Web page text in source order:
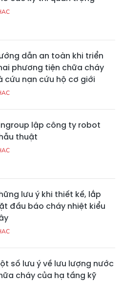
dẫn an toàn khi triển
phương tiện chữa cháy
cứu nạn cứu hộ cơ giới
lập công ty robot
thuật
lưu ý khi thiết kế, lắp
đầu báo cháy nhiệt kiểu
số lưu ý về lưu lượng nước
cháy của hạ tầng kỹ